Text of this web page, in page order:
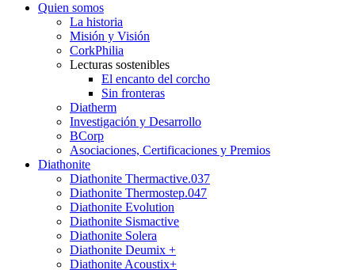
Quien somos
La historia
Misión y Visión
CorkPhilia
Lecturas sostenibles
El encanto del corcho
Sin fronteras
Diatherm
Investigación y Desarrollo
BCorp
Asociaciones, Certificaciones y Premios
Diathonite
Diathonite Thermactive.037
Diathonite Thermostep.047
Diathonite Evolution
Diathonite Sismactive
Diathonite Solera
Diathonite Deumix +
Diathonite Acoustix+